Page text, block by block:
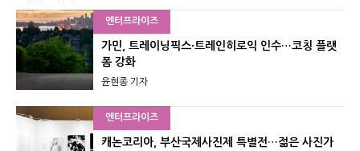
엔터프라이즈
가민, 트레이닝픽스·트레인히로익 인수…코칭 플랫
폼 강화
윤현종 기자
엔터프라이즈
캐논코리아, 부산국제사진제 특별전…젊은 사진가